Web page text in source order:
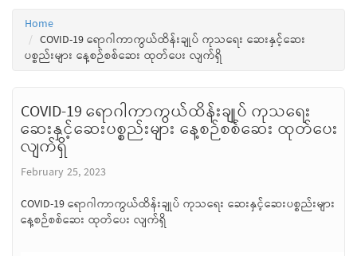
Home
COVID-19 ရောဂါကာကွယ်ထိန်းချုပ် ကုသရေး ဆေးနှင့်ဆေး
ပစ္စည်းများ နေ့စဉ်စစ်ဆေး ထုတ်ပေး လျက်ရှိ
COVID-19 ရောဂါကာကွယ်ထိန်းချုပ် ကုသရေး
ဆေးနှင့်ဆေးပစ္စည်းများ နေ့စဉ်စစ်ဆေး ထုတ်ပေး
လျက်ရှိ
February 25, 2023
COVID-19 ရောဂါကာကွယ်ထိန်းချုပ် ကုသရေး ဆေးနှင့်ဆေးပစ္စည်းများ
နေ့စဉ်စစ်ဆေး ထုတ်ပေး လျက်ရှိ